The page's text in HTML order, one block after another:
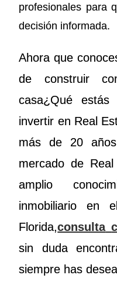
profesionales para
decisión informada.
Ahora que
de construir
casa¿Qué
invertir en Real
más de 20
mercado de
amplio
inmobiliario
Florida,consulta
sin duda
siempre has